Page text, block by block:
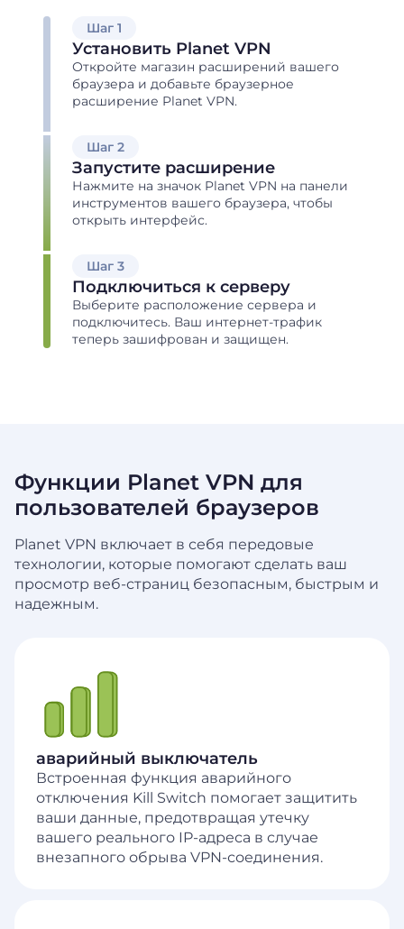
Шаг 1
Установить Planet VPN
Откройте магазин расширений вашего
браузера и добавьте браузерное
расширение Planet VPN.
Шаг 2
Запустите расширение
Нажмите на значок Planet VPN на панели
инструментов вашего браузера, чтобы
открыть интерфейс.
Шаг 3
Подключиться к серверу
Выберите расположение сервера и
подключитесь. Ваш интернет-трафик
теперь зашифрован и защищен.
Функции Planet VPN для
пользователей браузеров
Planet VPN включает в себя передовые
технологии, которые помогают сделать ваш
просмотр веб-страниц безопасным, быстрым и
надежным.
аварийный выключатель
Встроенная функция аварийного
отключения Kill Switch помогает защитить
ваши данные, предотвращая утечку
вашего реального IP-адреса в случае
внезапного обрыва VPN-соединения.